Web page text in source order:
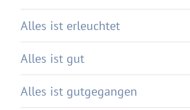
Alles ist erleuchtet
Alles ist gut
Alles ist gutgegangen